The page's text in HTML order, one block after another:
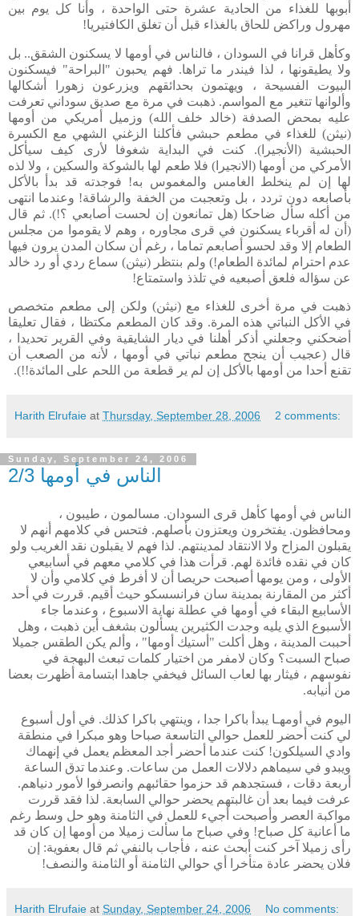
أبوبها للغذاء من الحادية عشرة حتى الواحدة ، وأنا كل يوم بين
مهرول وراكض للحاق بالغذاء قبل أن تغلق الكافتيريا!
وكأهل قرانا في السودان ، فالناس في أومها لا يسكنون الشقق.. بل
ولا يطيقونها ، لذا فيندر ما تراها. فهم يحبون "البراحة" فيسكنون
البيوت الفسيحة ، ويهتمون بحدائقهم ويزرعون زهورا أشكالها
وألوانها تتغير مع المواسم. ذهبت في مرة مع صديق سوداني تعرفت
عليه بمحض الصدفة (خالد خلف الله) وزميل أمريكي من أومها
(نيثن) للغذاء في مطعم حبشي فأكلنا الزغني الشهي مع الكسرة
الحبشية (الأنجيرا). كنت في البداية شغوفا لأرى كيف سيأكل
الأمركي من أومها (الانجيرا) فلا طعم لها بالشوكة والسكين ، ولا لذه
لها إن لم ينخلط الغامس والمغموس به! فوجدته قد بدأ بالأكل
بأصابعه دون تردد ، بل وتعجبت من الخفة والرشاقة! وعندما انتهى
من أكله سأل ضاحكا (هل تمانعون إن لحست أصابعي ؟!). ثم قال
(أن له أقرباء يسكنون في قرى مجاوره ، وهم لا يقوموا من مجلس
الطعام إلا وقد لحسو أصابعم تماما ، رغم أن سكان المدن يرون فيها
عدم احترام لمائدة الطعام!) ولم بنتظر (نيثن) سماع ردي أو رد خالد
عن سؤاله فلعق أصبعيه في تلذذ واستمتاع!
ذهبت في مرة أخرى للغذاء مع (نيثن) ولكن إلى مطعم متخصص
في الأكل النباتي هذه المرة. وقد كان المطعم مكتظا ، فقال تعليقا
أضحكني وجعلني أذكر أهلنا في ديار الشايقية وفي القرير تحديدا ،
قال (عجيب أن ينجح مطعم نباتي في أومها ، لأنه من الصعب أن
تقنع أحدا من أومها بالأكل إن لم ير قطعة من اللحم على المائدة!!).
Harith Elrufaie at Thursday, September 28, 2006 2 comments:
Sunday, September 24, 2006
الناس في أومها 2/3
الناس في أومها كأهل قرى السودان. مسالمون ، طيبون ،
ومحافظون. يفتخرون ويعتزون بأصلهم. فتحس في كلامهم أنهم لا
يقبلون المزاح ولا الانتقاد لمدينتهم. لذا فهم لا يقبلون نقد الغريب ولو
كان في نقده فائدة لهم. قرأت هذا في كلامي معهم في أسابيعي
الأولى ، ومن يومها أصبحت حريصا أن لا أفرط في كلامي وأن لا
أكثر من المقارنة بمدينة سان فرانسسكو حيث أقيم. قررت في أحد
الأسابيع البقاء في أومها في عطلة نهاية الاسبوع ، وعندما جاء
الأسبوع الذي يليه وجدت الكثيرين يسألون بشغف أين ذهبت ، وهل
أحببت المدينة ، وهل أكلت "أستيك أومها" ، وألم يكن الطقس جميلا
صباح السبت؟ وكان لامفر من اختيار كلمات تبعث البهجة في
نفوسهم ، فيثار بها لعاب السائل فيخفي جاهدا ابتسامة أظهرت بعضا
من أنيابه.
اليوم في أومهـا يبدأ باكرا جدا ، وينتهي باكرا كذلك. في أول أسبوع
لي كنت أحضر للعمل حوالي التاسعة صباحا وهو مبكرا في منطقة
وادي السيلكون! كنت عندما أحضر أجد المعظم يعمل في إنهماك
ويبدو في سيماهم دلالات العمل من ساعات. وعندما تدق الساعة
أربعة دقات ، فستجدهم قد حزموا حقائبهم وانصرفوا لأمور دنياهم.
عرفت فيما بعد أن غالبتهم يحضر حوالي السابعة. لذا فقد قررت
مواكبة العصر وأصبحت أجيء للعمل في الثامنة وهو حل وسط رغم
ما أعانية كل صباح! وفي صباح ما سألت زميلا من أومها إن كان قد
رأى زميلا آخر كنت أبحث عنه ، فأجاب بالنفي ثم قال بعفوية: إن
فلان يحضر عادة متأخرا أي حوالي الثامنة أو الثامنة والنصف!
Harith Elrufaie at Sunday, September 24, 2006 No comments: